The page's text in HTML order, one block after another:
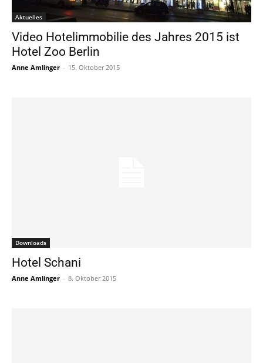
Aktuelles
Video Hotelimmobilie des Jahres 2015 ist
Hotel Zoo Berlin
Anne Amlinger - 15. Oktober 2015
Downloads
Hotel Schani
Anne Amlinger - 8. Oktober 2015